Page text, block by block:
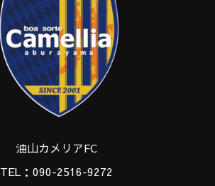
油山カメリアFC
TEL：090-2516-9272